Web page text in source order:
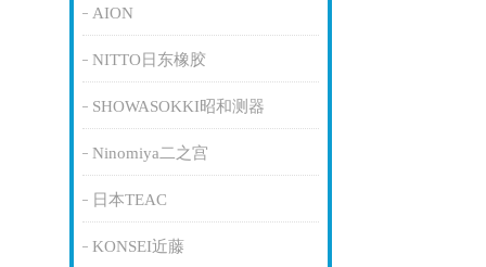
AION
NITTO日东橡胶
SHOWASOKKI昭和测器
Ninomiya二之宫
日本TEAC
KONSEI近藤